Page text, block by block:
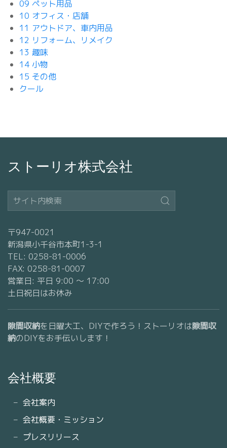
09 ペット用品
10 オフィス・店舗
11 アウトドア、車内用品
12 リフォーム、リメイク
13 趣味
14 小物
15 その他
クール
ストーリオ株式会社
〒947-0021
新潟県小千谷市本町1-3-1
TEL: 0258-81-0006
FAX: 0258-81-0007
営業日: 平日 9:00 〜 17:00
土日祝日はお休み
隙間収納を日曜大工、DIYで作ろう！ストーリオは隙間収
納のDIYをお手伝いします！
会社概要
会社案内
会社概要・ミッション
プレスリリース